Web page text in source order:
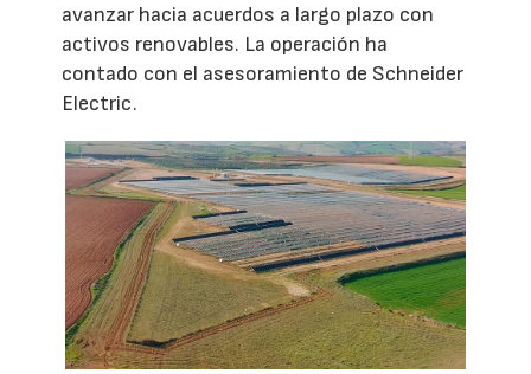
avanzar hacia acuerdos a largo plazo con
activos renovables. La operación ha
contado con el asesoramiento de Schneider
Electric.